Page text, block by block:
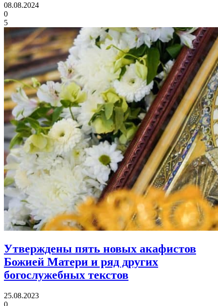
08.08.2024
0
5
Утверждены пять новых акафистов
Божией Матери и ряд других
богослужебных текстов
25.08.2023
0